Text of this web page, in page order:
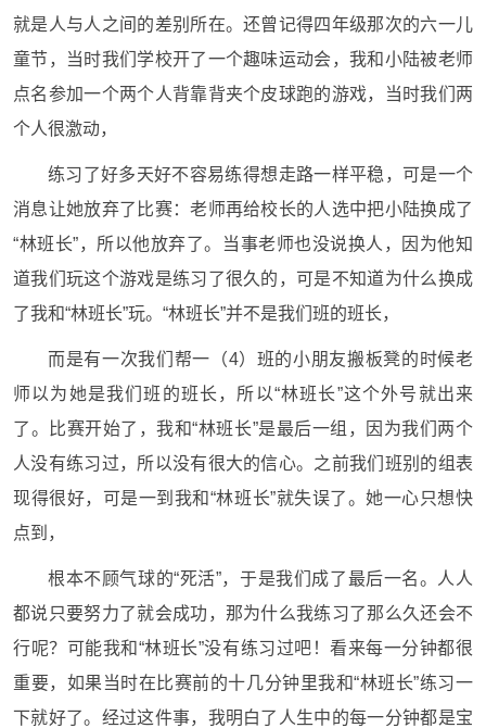
就是人与人之间的差别所在。还曾记得四年级那次的六一儿
童节，当时我们学校开了一个趣味运动会，我和小陆被老师
点名参加一个两个人背靠背夹个皮球跑的游戏，当时我们两
个人很激动，
练习了好多天好不容易练得想走路一样平稳，可是一个
消息让她放弃了比赛：老师再给校长的人选中把小陆换成了
“林班长”，所以他放弃了。当事老师也没说换人，因为他知
道我们玩这个游戏是练习了很久的，可是不知道为什么换成
了我和“林班长”玩。“林班长”并不是我们班的班长，
而是有一次我们帮一（4）班的小朋友搬板凳的时候老
师以为她是我们班的班长，所以“林班长”这个外号就出来
了。比赛开始了，我和“林班长”是最后一组，因为我们两个
人没有练习过，所以没有很大的信心。之前我们班别的组表
现得很好，可是一到我和“林班长”就失误了。她一心只想快
点到，
根本不顾气球的“死活”，于是我们成了最后一名。人人
都说只要努力了就会成功，那为什么我练习了那么久还会不
行呢？可能我和“林班长”没有练习过吧！看来每一分钟都很
重要，如果当时在比赛前的十几分钟里我和“林班长”练习一
下就好了。经过这件事，我明白了人生中的每一分钟都是宝